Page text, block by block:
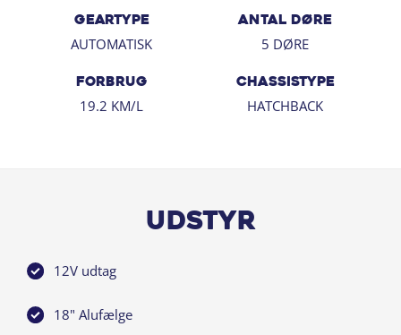
88775566
Den giver vi gerne en pris på, blot send os 6-7 fotos
GEARTYPE
AUTOMATISK
ANTAL DØRE
5 DØRE
FORBRUG
19.2 KM/L
CHASSISTYPE
HATCHBACK
Udstyr
12V udtag
18" Alufælge